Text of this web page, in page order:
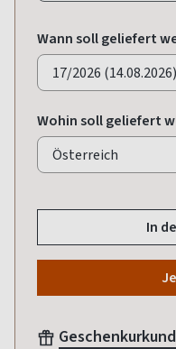
Wann soll geliefert
Wohin soll geliefert
In